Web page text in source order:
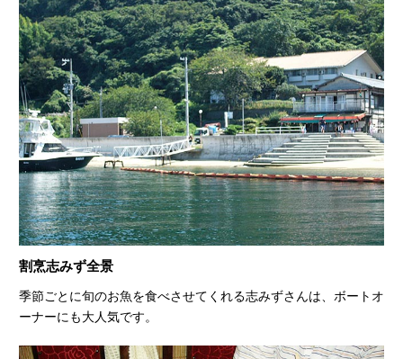
割烹志みず全景
季節ごとに旬のお魚を食べさせてくれる志みずさんは、ボートオ
ーナーにも大人気です。